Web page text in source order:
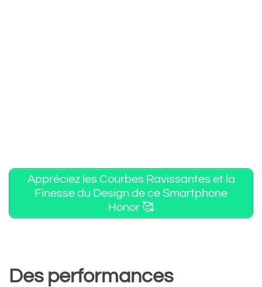
Appréciez les Courbes Ravissantes et la
Finesse du Design de ce Smartphone
Honor 🥰
Des performances